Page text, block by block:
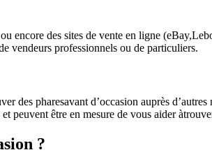
encore des sites de vente en ligne
vendeurs professionnels ou de particuliers.
des pharesavant d’occasion auprès
peuvent être en mesure de vous aider
?